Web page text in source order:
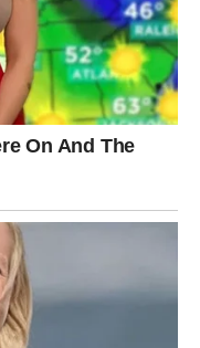
sve oko
ljubav i sreću.